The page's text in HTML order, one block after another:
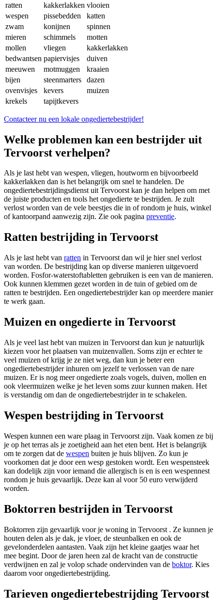
ratten
kakkerlakken vlooien
wespen
pissebedden
katten
zwam
konijnen
spinnen
mieren
schimmels
motten
mollen
vliegen
kakkerlakken
bedwantsen papiervisjes
duiven
meeuwen
motmuggen
kraaien
bijen
steenmarters
dazen
ovenvisjes
kevers
muizen
krekels
tapijtkevers
Contacteer nu een lokale ongediertebestrijder!
Welke problemen kan een bestrijder uit
Tervoorst verhelpen?
Als je last hebt van wespen, vliegen, houtworm en bijvoorbeeld
kakkerlakken dan is het belangrijk om snel te handelen. De
ongediertebestrijdingsdienst uit Tervoorst kan je dan helpen om met
de juiste producten en tools het ongedierte te bestrijden. Je zult
verlost worden van de vele beestjes die in of rondom je huis, winkel
of kantoorpand aanwezig zijn. Zie ook pagina preventie.
Ratten bestrijding in Tervoorst
Als je last hebt van ratten in Tervoorst dan wil je hier snel verlost
van worden. De bestrijding kan op diverse manieren uitgevoerd
worden. Fosfor-waterstoftabletten gebruiken is een van de manieren.
Ook kunnen klemmen gezet worden in de tuin of gebied om de
ratten te bestrijden. Een ongediertebestrijder kan op meerdere manier
te werk gaan.
Muizen en ongedierte in Tervoorst
Als je veel last hebt van muizen in Tervoorst dan kun je natuurlijk
kiezen voor het plaatsen van muizenvallen. Soms zijn er echter te
veel muizen of krijg je ze niet weg, dan kun je beter een
ongediertebestrijder inhuren om jezelf te verlossen van de nare
muizen. Er is nog meer ongedierte zoals vogels, duiven, mollen en
ook vleermuizen welke je het leven soms zuur kunnen maken. Het
is verstandig om dan de ongediertebestrijder in te schakelen.
Wespen bestrijding in Tervoorst
Wespen kunnen een ware plaag in Tervoorst zijn. Vaak komen ze bij
je op het terras als je zoetigheid aan het eten bent. Het is belangrijk
om te zorgen dat de wespen buiten je huis blijven. Zo kun je
voorkomen dat je door een wesp gestoken wordt. Een wespensteek
kan dodelijk zijn voor iemand die allergisch is en is een wespennest
rondom je huis gevaarlijk. Deze kan al voor 50 euro verwijderd
worden.
Boktorren bestrijden in Tervoorst
Boktorren zijn gevaarlijk voor je woning in Tervoorst . Ze kunnen je
houten delen als je dak, je vloer, de steunbalken en ook de
gevelonderdelen aantasten. Vaak zijn het kleine gaatjes waar het
mee begint. Door de jaren heen zal de kracht van de constructie
verdwijnen en zal je volop schade ondervinden van de boktor. Kies
daarom voor ongediertebestrijding.
Tarieven ongediertebestrijding Tervoorst